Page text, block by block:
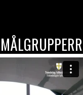
MÅLGRUPPER